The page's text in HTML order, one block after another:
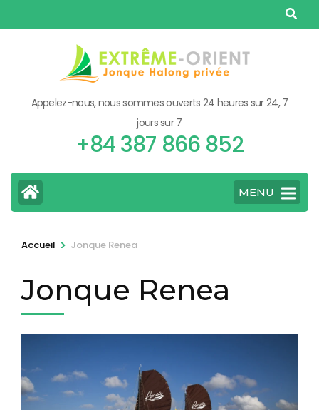
au
Appelez-nous, nous sommes ouverts 24 heures sur 24, 7
jours sur 7
+84 387 866 852
MENU
Accueil > Jonque Renea
Jonque Renea